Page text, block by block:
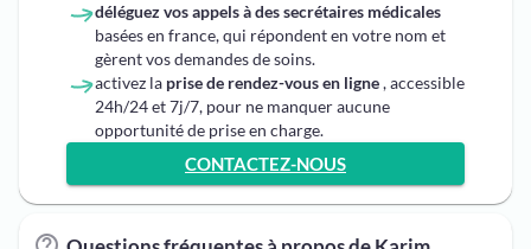
déléguez vos appels à des secrétaires médicales
basées en france, qui répondent en votre nom et
gèrent vos demandes de soins.
activez la prise de rendez-vous en ligne, accessible
24h/24 et 7j/7, pour ne manquer aucune
opportunité de prise en charge.
CONTACTEZ-NOUS